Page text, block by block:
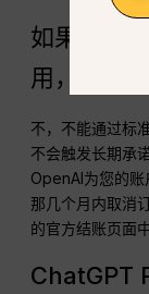
如果选择
用，能省钱
不，不能通过标
不会触发长期承
OpenAI为您的
那几个月内取消
的官方结账页面
ChatGPT